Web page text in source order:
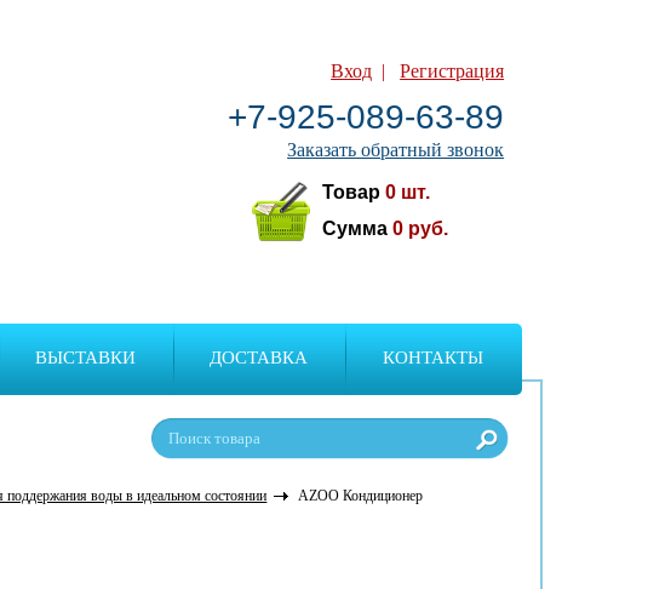
Вход |Регистрация
+7-925-089-63-89
Заказать обратный звонок
Товар0 шт.
Сумма0 руб.
ВЫСТАВКИ ДОСТАВКА КОНТАКТЫ
поддержания воды в идеальном состоянии
AZOO Кондиционер